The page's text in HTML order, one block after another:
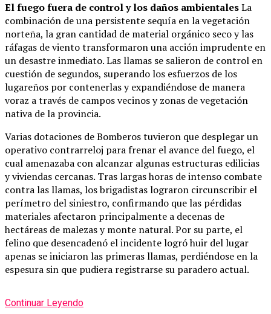
El fuego fuera de control y los daños ambientalesLa
combinación de una persistente sequía en la vegetación
norteña, la gran cantidad de material orgánico seco y las
ráfagas de viento transformaron una acción imprudente en
un desastre inmediato. Las llamas se salieron de control en
cuestión de segundos, superando los esfuerzos de los
lugareños por contenerlas y expandiéndose de manera
voraz a través de campos vecinos y zonas de vegetación
nativa de la provincia.
Varias dotaciones de Bomberos tuvieron que desplegar un
operativo contrarreloj para frenar el avance del fuego, el
cual amenazaba con alcanzar algunas estructuras edilicias
y viviendas cercanas. Tras largas horas de intenso combate
contra las llamas, los brigadistas lograron circunscribir el
perímetro del siniestro, confirmando que las pérdidas
materiales afectaron principalmente a decenas de
hectáreas de malezas y monte natural. Por su parte, el
felino que desencadenó el incidente logró huir del lugar
apenas se iniciaron las primeras llamas, perdiéndose en la
espesura sin que pudiera registrarse su paradero actual.
Continuar Leyendo